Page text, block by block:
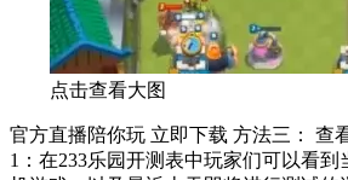
点击查看大图
官方直播陪你玩 立即下载 方法三： 查看233乐园开测表 步骤
1：在233乐园开测表中玩家们可以看